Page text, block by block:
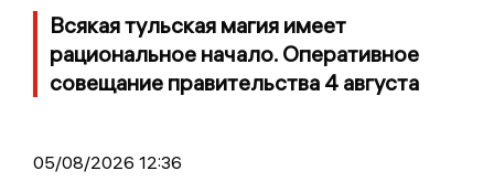
Всякая тульская магия имеет
рациональное начало. Оперативное
совещание правительства 4 августа
05/08/2026 12:36